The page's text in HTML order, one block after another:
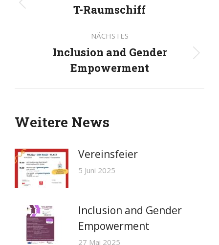
Vorheriger
T-Raumschiff
NÄCHSTES
Nächster
Beitrag:
Inclusion and Gender
Empowerment
Weitere News
Vereinsfeier
5 Juni 2025
Inclusion and Gender
Empowerment
27 Mai 2025